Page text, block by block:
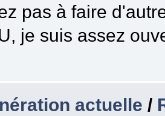
pas à faire
je suis assez
actuelle /